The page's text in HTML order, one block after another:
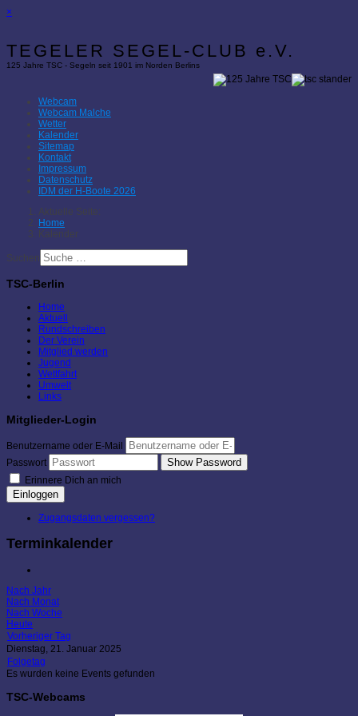
×
TEGELER SEGEL-CLUB e.V.
125 Jahre TSC - Segeln seit 1901 im Norden Berlins
Webcam
Webcam Malche
Wetter
Kalender
Sitemap
Kontakt
Impressum
Datenschutz
IDM der H-Boote 2026
Aktuelle Seite:
Home
Kalender
Suchen
TSC-Berlin
Home
Aktuell
Rundschreiben
Der Verein
Mitglied werden
Jugend
Wettfahrt
Umwelt
Links
Mitglieder-Login
Benutzername oder E-Mail
Passwort
Show Password
Erinnere Dich an mich
Einloggen
Zugangsdaten vergessen?
Terminkalender
Nach Jahr
Nach Monat
Nach Woche
Heute
Vorheriger Tag
Dienstag, 21. Januar 2025
Folgetag
Es wurden keine Events gefunden
TSC-Webcams